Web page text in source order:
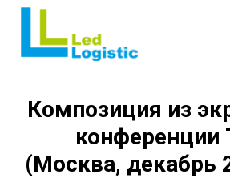
Композиция из
конференции
(Москва, декабрь